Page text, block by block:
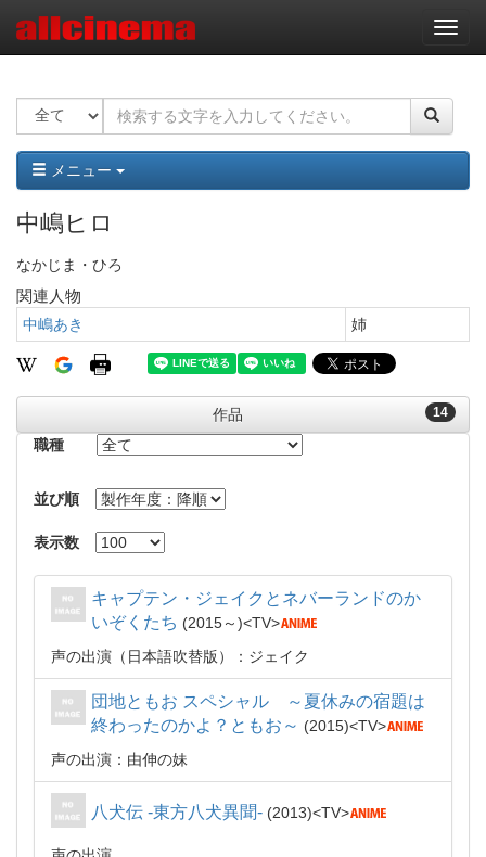
ナ
ビ
ー
ョ
ン
メニュー
中嶋ヒロ
なかじま・ひろ
関連人物
中嶋あき 姉
14
作品
職種
並び順
表示数
キャプテン・ジェイクとネバーランドのか
いぞくたち
2015～
TV
声の出演（日本語吹替版）：ジェイク
団地ともお スペシャル ～夏休みの宿題は
終わったのかよ？ともお～
2015
TV
声の出演：由伸の妹
八犬伝 -東方八犬異聞- 2013 TV